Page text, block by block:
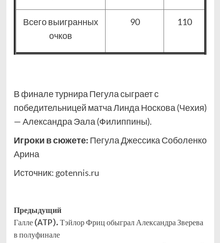
Всего выигранных
очков
90 110
В финале турнира Пегула сыграет с
победительницей матча Линда Носкова (Чехия)
— Александра Эала (Филиппины).
Игроки в сюжете: Пегула Джессика Соболенко
Арина
Источник: gotennis.ru
Навигация
записи
Предыдущий
Галле (ATP). Тэйлор Фриц обыграл Александра Зверева
в полуфинале